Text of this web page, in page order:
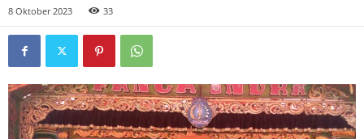
8 Oktober 2023 33